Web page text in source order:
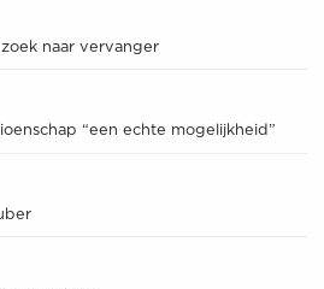
naar vervanger
“een echte mogelijkheid”